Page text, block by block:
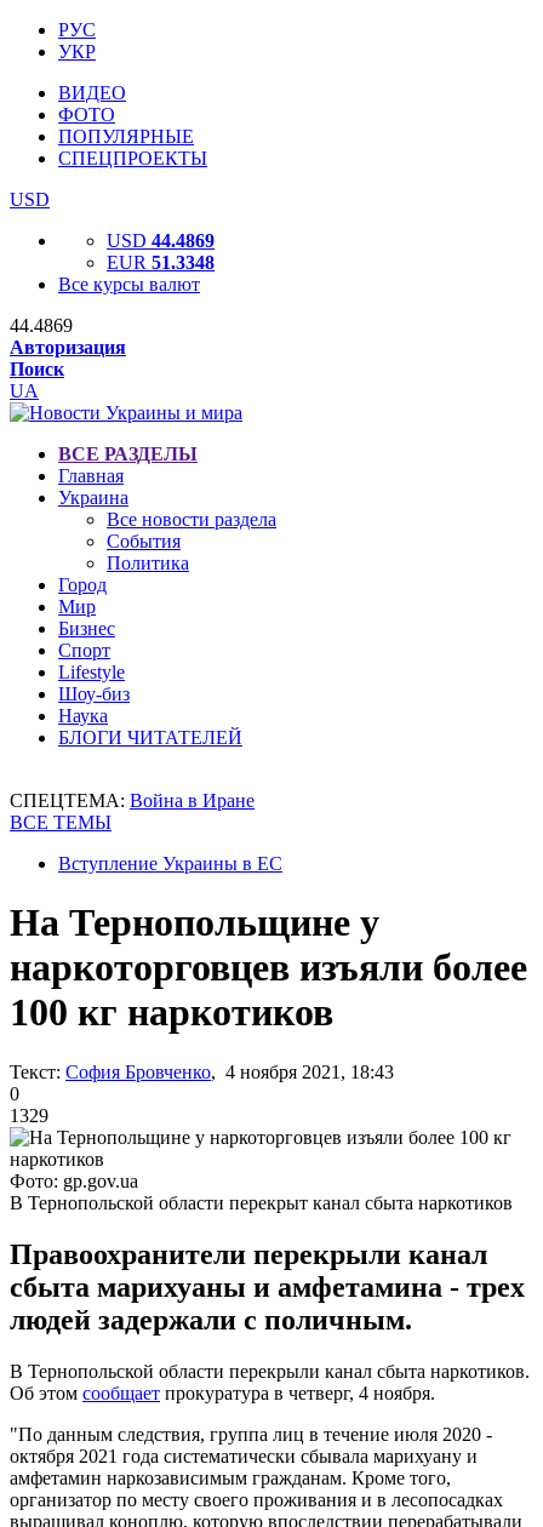
РУС
УКР
ВИДЕО
ФОТО
ПОПУЛЯРНЫЕ
СПЕЦПРОЕКТЫ
USD
USD 44.4869
EUR 51.3348
Все курсы валют
44.4869
Авторизация
Поиск
UA
ВСЕ РАЗДЕЛЫ
Главная
Украина
Все новости раздела
События
Политика
Город
Мир
Бизнес
Спорт
Lifestyle
Шоу-биз
Наука
БЛОГИ ЧИТАТЕЛЕЙ
СПЕЦТЕМА: Война в Иране
ВСЕ ТЕМЫ
Вступление Украины в ЕС
На Тернопольщине у
наркоторговцев изъяли более
100 кг наркотиков
Текст: София Бровченко, 4 ноября 2021, 18:43
0
1329
Фото: gp.gov.ua
В Тернопольской области перекрыт канал сбыта наркотиков
Правоохранители перекрыли канал
сбыта марихуаны и амфетамина - трех
людей задержали с поличным.
В Тернопольской области перекрыли канал сбыта наркотиков.
Об этом сообщает прокуратура в четверг, 4 ноября.
"По данным следствия, группа лиц в течение июля 2020 -
октября 2021 года систематически сбывала марихуану и
амфетамин наркозависимым гражданам. Кроме того,
организатор по месту своего проживания и в лесопосадках
выращивал коноплю, которую впоследствии перерабатывали